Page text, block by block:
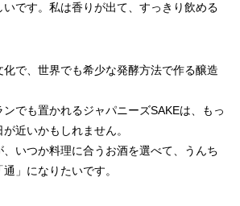
です。私は香りが出て、すっきり飲める
化で、世界でも希少な発酵方法で作る醸造
でも置かれるジャパニーズSAKEは、もっ
近いかもしれません。
、いつか料理に合うお酒を選べて、うんち
」になりたいです。